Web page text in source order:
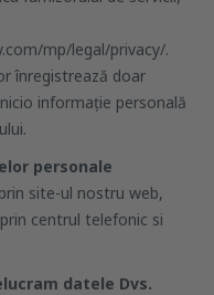
mp/legal/privacy/.
înregistrează doar
informație personală
personale
site-ul nostru web,
centrul telefonic si
datele Dvs.